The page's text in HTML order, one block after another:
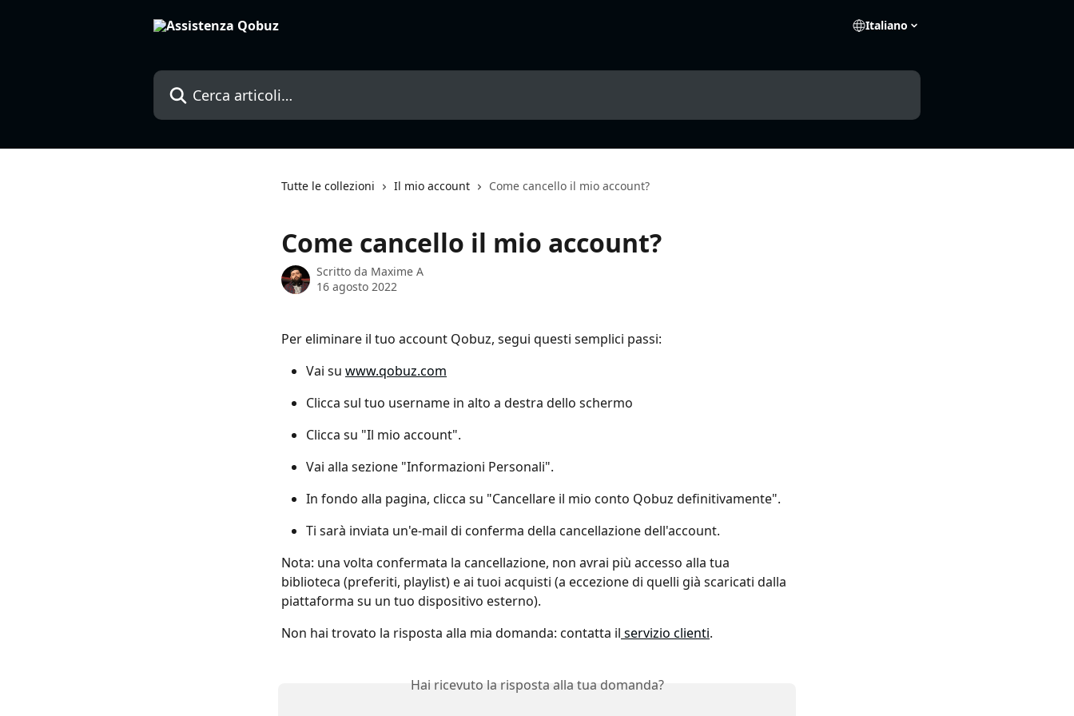
Italiano
Cerca articoli…
Tutte le collezioni Il mio account Come cancello il mio account?
Come cancello il mio account?
Scritto da Maxime A
16 agosto 2022
Per eliminare il tuo account Qobuz, segui questi semplici passi:
Vai su www.qobuz.com
Clicca sul tuo username in alto a destra dello schermo
Clicca su "Il mio account".
Vai alla sezione "Informazioni Personali".
In fondo alla pagina, clicca su "Cancellare il mio conto Qobuz definitivamente".
Ti sarà inviata un'e-mail di conferma della cancellazione dell'account.
Nota: una volta confermata la cancellazione, non avrai più accesso alla tua
biblioteca (preferiti, playlist) e ai tuoi acquisti (a eccezione di quelli già scaricati dalla
piattaforma su un tuo dispositivo esterno).
Non hai trovato la risposta alla mia domanda: contatta il servizio clienti.
Hai ricevuto la risposta alla tua domanda?